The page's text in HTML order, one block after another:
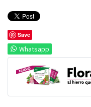
Save
Whatsapp